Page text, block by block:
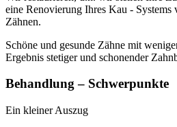
eine Renovierung Ihres Kau - Systems
Zähnen.
Schöne und gesunde Zähne mit
Ergebnis stetiger und schonender
Behandlung – Schwerpunkte
Ein kleiner Auszug